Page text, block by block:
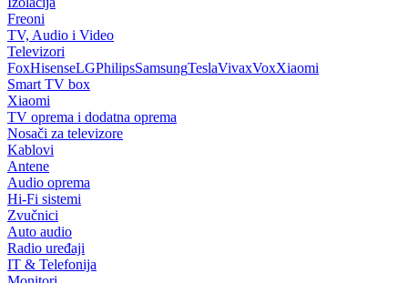
Freoni
TV, Audio i Video
Televizori
FoxHisenseLGPhilipsSamsungTeslaVivaxVoxXiaomi
Smart TV box
Xiaomi
TV oprema i dodatna oprema
Nosači za televizore
Kablovi
Antene
Audio oprema
Hi-Fi sistemi
Zvučnici
Auto audio
Radio uređaji
IT & Telefonija